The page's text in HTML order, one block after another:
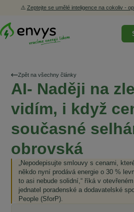
⚠️ Zeptejte se umělé inteligence na cokoliv -
Zpět na všechny články
AI- Naději na
vidím, i když
současné
obrovská
„Nepodepisujte smlouvy s cenami,
někdo nyní prodává energie o 30 %
to asi nebude solidní,“ říká v
jednatel poradenské a dodavatelské
People (SforP).